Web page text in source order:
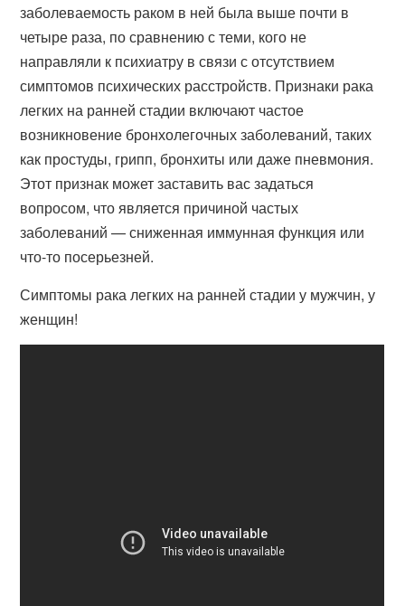
заболеваемость раком в ней была выше почти в
четыре раза, по сравнению с теми, кого не
направляли к психиатру в связи с отсутствием
симптомов психических расстройств. Признаки рака
легких на ранней стадии включают частое
возникновение бронхолегочных заболеваний, таких
как простуды, грипп, бронхиты или даже пневмония.
Этот признак может заставить вас задаться
вопросом, что является причиной частых
заболеваний — сниженная иммунная функция или
что-то посерьезней.
Симптомы рака легких на ранней стадии у мужчин, у
женщин!